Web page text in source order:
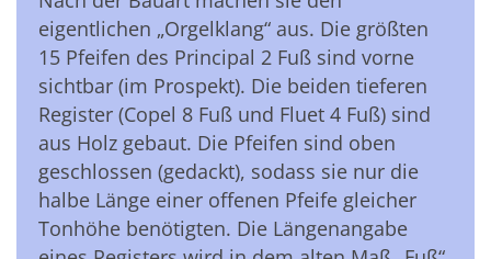
eigentlichen „Orgelklang“ aus. Die größten
15 Pfeifen des Principal 2 Fuß sind vorne
sichtbar (im Prospekt). Die beiden tieferen
Register (Copel 8 Fuß und Fluet 4 Fuß) sind
aus Holz gebaut. Die Pfeifen sind oben
geschlossen (gedackt), sodass sie nur die
halbe Länge einer offenen Pfeife gleicher
Tonhöhe benötigten. Die Längenangabe